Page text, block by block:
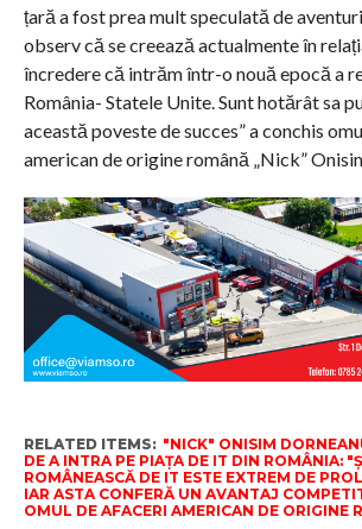
țară a fost prea mult speculată de
observ că se creează actualmente în
încredere că intrăm într-o nouă epocă a
România- Statele Unite. Sunt hotărât sa
această poveste de succes” a conchis
american de origine română „Nick”
RELATED ITEMS: "NICK" ONISIM
DE A INTRA PE PIAȚA DE IT DIN ROMÂNIA:
ROMÂNEASCĂ DE IT ESTE EXTREM DE
IAR ASTA CONFERĂ UN AVANTAJ
OMUL DE AFACERI AMERICAN DE ORIGINE